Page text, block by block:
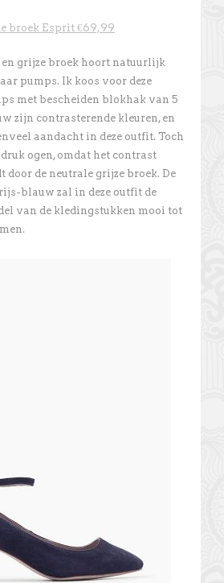
broek Esprit €69,99
en grijze broek hoort natuurlijk
pumps. Ik koos voor deze
met bescheiden blokhak van 5
zijn contrasterende kleuren, en
aandacht in deze outfit. Toch
ogen, omdat het contrast
door de neutrale grijze broek. De
blauw zal in deze outfit de
van de kledingstukken mooi tot